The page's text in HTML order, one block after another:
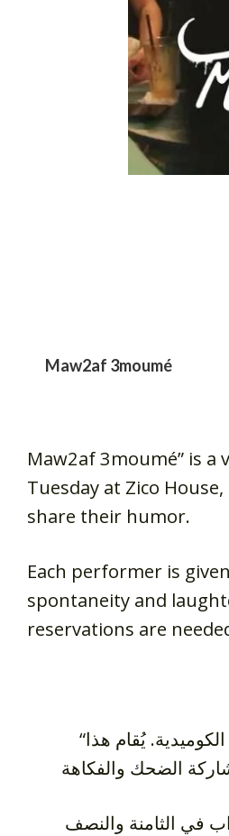
Maw2af 3moumé
Maw2af 3moumé” is
Tuesday at Zico
share their humor.
Each performer is
spontaneity and
reservations are
“موقف عمومي” هو منصة ميكروفون مفتوحة ممتعة مقرها في بيروت، ومخصصة حصراً لعروض الستاند اب الكوميدية. يُقام هذا
الأبواب في الثامنة والنصف